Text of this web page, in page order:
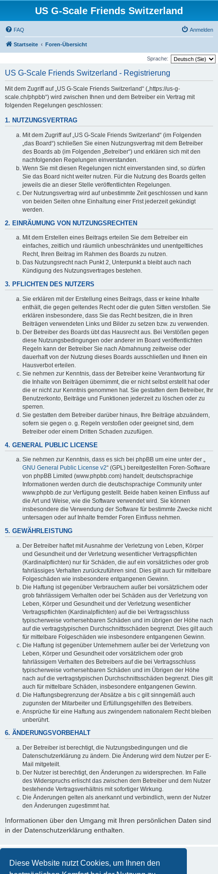
Diese Website nutzt Cookies, um Ihnen den
US G-Scale Friends Switzerland
FAQ Anmelden
Startseite Foren-Übersicht
Sprache:
US G-Scale Friends Switzerland - Registrierung
Mit dem Zugriff auf „US G-Scale Friends Switzerland“ („https://us-g-
scale.ch/phpbb“) wird zwischen Ihnen und dem Betreiber ein Vertrag mit
folgenden Regelungen geschlossen:
1. NUTZUNGSVERTRAG
Mit dem Zugriff auf „US G-Scale Friends Switzerland“ (im Folgenden
„das Board“) schließen Sie einen Nutzungsvertrag mit dem Betreiber
des Boards ab (im Folgenden „Betreiber“) und erklären sich mit den
nachfolgenden Regelungen einverstanden.
Wenn Sie mit diesen Regelungen nicht einverstanden sind, so dürfen
Sie das Board nicht weiter nutzen. Für die Nutzung des Boards gelten
jeweils die an dieser Stelle veröffentlichten Regelungen.
Der Nutzungsvertrag wird auf unbestimmte Zeit geschlossen und kann
von beiden Seiten ohne Einhaltung einer Frist jederzeit gekündigt
werden.
2. EINRÄUMUNG VON NUTZUNGSRECHTEN
Mit dem Erstellen eines Beitrags erteilen Sie dem Betreiber ein
einfaches, zeitlich und räumlich unbeschränktes und unentgeltliches
Recht, Ihren Beitrag im Rahmen des Boards zu nutzen.
Das Nutzungsrecht nach Punkt 2, Unterpunkt a bleibt auch nach
Kündigung des Nutzungsvertrages bestehen.
3. PFLICHTEN DES NUTZERS
Sie erklären mit der Erstellung eines Beitrags, dass er keine Inhalte
enthält, die gegen geltendes Recht oder die guten Sitten verstoßen. Sie
erklären insbesondere, dass Sie das Recht besitzen, die in Ihren
Beiträgen verwendeten Links und Bilder zu setzen bzw. zu verwenden.
Der Betreiber des Boards übt das Hausrecht aus. Bei Verstößen gegen
diese Nutzungsbedingungen oder anderer im Board veröffentlichten
Regeln kann der Betreiber Sie nach Abmahnung zeitweise oder
dauerhaft von der Nutzung dieses Boards ausschließen und Ihnen ein
Hausverbot erteilen.
Sie nehmen zur Kenntnis, dass der Betreiber keine Verantwortung für
die Inhalte von Beiträgen übernimmt, die er nicht selbst erstellt hat oder
die er nicht zur Kenntnis genommen hat. Sie gestatten dem Betreiber, Ihr
Benutzerkonto, Beiträge und Funktionen jederzeit zu löschen oder zu
sperren.
Sie gestatten dem Betreiber darüber hinaus, Ihre Beiträge abzuändern,
sofern sie gegen o. g. Regeln verstoßen oder geeignet sind, dem
Betreiber oder einem Dritten Schaden zuzufügen.
4. GENERAL PUBLIC LICENSE
Sie nehmen zur Kenntnis, dass es sich bei phpBB um eine unter der „
GNU General Public License v2“ (GPL) bereitgestellten Foren-Software
von phpBB Limited (www.phpbb.com) handelt; deutschsprachige
Informationen werden durch die deutschsprachige Community unter
www.phpbb.de zur Verfügung gestellt. Beide haben keinen Einfluss auf
die Art und Weise, wie die Software verwendet wird. Sie können
insbesondere die Verwendung der Software für bestimmte Zwecke nicht
untersagen oder auf Inhalte fremder Foren Einfluss nehmen.
5. GEWÄHRLEISTUNG
Der Betreiber haftet mit Ausnahme der Verletzung von Leben, Körper
und Gesundheit und der Verletzung wesentlicher Vertragspflichten
(Kardinalpflichten) nur für Schäden, die auf ein vorsätzliches oder grob
fahrlässiges Verhalten zurückzuführen sind. Dies gilt auch für mittelbare
Folgeschäden wie insbesondere entgangenen Gewinn.
Die Haftung ist gegenüber Verbrauchern außer bei vorsätzlichem oder
grob fahrlässigem Verhalten oder bei Schäden aus der Verletzung von
Leben, Körper und Gesundheit und der Verletzung wesentlicher
Vertragspflichten (Kardinalpflichten) auf die bei Vertragsschluss
typischerweise vorhersehbaren Schäden und im übrigen der Höhe nach
auf die vertragstypischen Durchschnittsschäden begrenzt. Dies gilt auch
für mittelbare Folgeschäden wie insbesondere entgangenen Gewinn.
Die Haftung ist gegenüber Unternehmern außer bei der Verletzung von
Leben, Körper und Gesundheit oder vorsätzlichem oder grob
fahrlässigem Verhalten des Betreibers auf die bei Vertragsschluss
typischerweise vorhersehbaren Schäden und im Übrigen der Höhe
nach auf die vertragstypischen Durchschnittsschäden begrenzt. Dies gilt
auch für mittelbare Schäden, insbesondere entgangenen Gewinn.
Die Haftungsbegrenzung der Absätze a bis c gilt sinngemäß auch
zugunsten der Mitarbeiter und Erfüllungsgehilfen des Betreibers.
Ansprüche für eine Haftung aus zwingendem nationalem Recht bleiben
unberührt.
6. ÄNDERUNGSVORBEHALT
Der Betreiber ist berechtigt, die Nutzungsbedingungen und die
Datenschutzerklärung zu ändern. Die Änderung wird dem Nutzer per E-
Mail mitgeteilt.
Der Nutzer ist berechtigt, den Änderungen zu widersprechen. Im Falle
des Widerspruchs erlischt das zwischen dem Betreiber und dem Nutzer
bestehende Vertragsverhältnis mit sofortiger Wirkung.
Die Änderungen gelten als anerkannt und verbindlich, wenn der Nutzer
den Änderungen zugestimmt hat.
Informationen über den Umgang mit Ihren persönlichen Daten sind
in der Datenschutzerklärung enthalten.